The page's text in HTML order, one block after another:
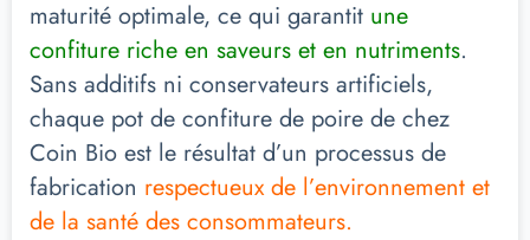
maturité optimale, ce qui garantit une
confiture riche en saveurs et en nutriments.
Sans additifs ni conservateurs artificiels,
chaque pot de confiture de poire de chez
Coin Bio est le résultat d’un processus de
fabrication respectueux de l’environnement et
de la santé des consommateurs.